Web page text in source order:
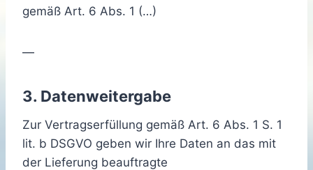
gemäß Art. 6 Abs. 1 (…)
—
3. Datenweitergabe
Zur Vertragserfüllung gemäß Art. 6 Abs. 1 S. 1
lit. b DSGVO geben wir Ihre Daten an das mit
der Lieferung beauftragte